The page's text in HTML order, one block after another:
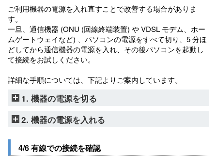
ご利用機器の電源を入れ直すことで改善する場合がありま
す。
一旦、通信機器 (ONU (回線終端装置) や VDSL モデム、ホー
ムゲートウェイなど) 、パソコンの電源をすべて切り、5 分ほ
どしてから通信機器の電源を入れ、その後パソコンを起動し
て接続をお試しください。
詳細な手順については、下記よりご案内しています。
1. 機器の電源を切る
2. 機器の電源を入れる
4/6 有線での接続を確認